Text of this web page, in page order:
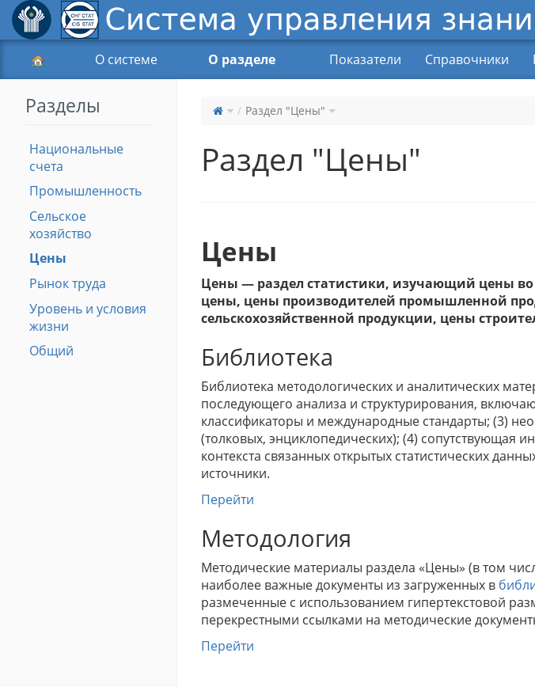
О системе О разделе Показатели Справочники
Раздел "Цены"
Раздел "Цены"
Цены
Цены — раздел статистики, изучающий цены во
цены, цены производителей промышленной
сельскохозяйственной продукции, цены
Библиотека
Библиотека методологических и аналитических
последующего анализа и структурирования,
классификаторы и международные стандарты; (3)
(толковых, энциклопедических); (4)
контекста связанных открытых статистических
источники.
Перейти
Методология
Методические материалы раздела «Цены» (в том
наиболее важные документы из загруженных в
размеченные с использованием гипертекстовой
перекрестными ссылками на методические
Перейти
Разделы
Национальные
счета
Промышленность
Сельское
хозяйство
Цены
Рынок труда
Уровень и условия
жизни
Общий